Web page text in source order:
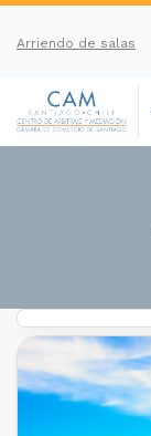
Arriendo de salas
PAST EVENTS